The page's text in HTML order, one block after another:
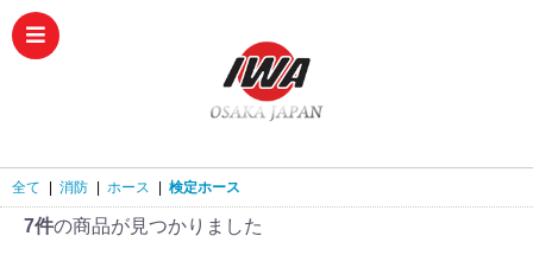
全て | 消防 | ホース | 検定ホース
7件の商品が見つかりました